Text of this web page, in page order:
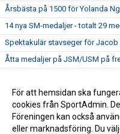
Årsbästa på 1500 för Yolanda
14 nya SM-medaljer - totalt 29
Spektakulär stavseger för
Åtta medaljer på JSM/USM på
Emma sexa på stafetten på JEM
Succé för Ayla Hallberg Hossain
JSM/USM i Helsingborg i helgen
För att hemsidan ska
cookies från SportAdmin.
Föreningen kan också
eller marknadsföring. Du